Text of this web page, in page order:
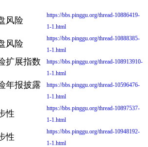
风险
https://bbs.pinggu.org/thread-10886419-
1-1.html
风险
https://bbs.pinggu.org/thread-10888385-
1-1.html
扩展指数
https://bbs.pinggu.org/thread-108913910-
1-1.html
年报披露
https://bbs.pinggu.org/thread-10596476-
1-1.html
性
https://bbs.pinggu.org/thread-10897537-
1-1.html
性
https://bbs.pinggu.org/thread-10948192-
1-1.html